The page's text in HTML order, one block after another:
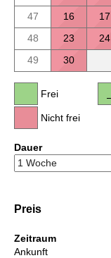
47
16 17
48
23 24
49
30
Frei
Nicht frei
Dauer
Preis
Zeitraum
Ankunft